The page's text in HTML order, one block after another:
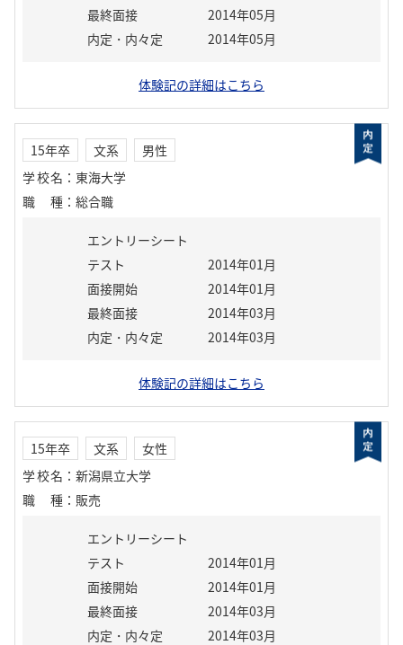
最終面接
2014年05月
内定・内々定
2014年05月
体験記の詳細はこちら
15年卒 文系
男性
学校名 ： 東海大学
職種 ： 総合職
エントリーシート
テスト
2014年01月
面接開始
2014年01月
最終面接
2014年03月
内定・内々定
2014年03月
体験記の詳細はこちら
15年卒 文系
女性
学校名 ： 新潟県立大学
職種 ： 販売
エントリーシート
テスト
2014年01月
面接開始
2014年01月
最終面接
2014年03月
内定・内々定
2014年03月